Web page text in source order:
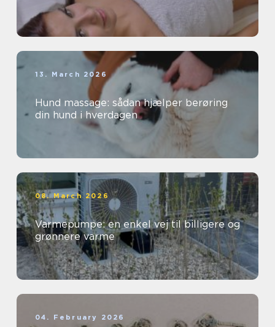
13. March 2026
Hund massage: sådan hjælper berøring
din hund i hverdagen
08. March 2026
Varmepumpe: en enkel vej til billigere og
grønnere varme
04. February 2026